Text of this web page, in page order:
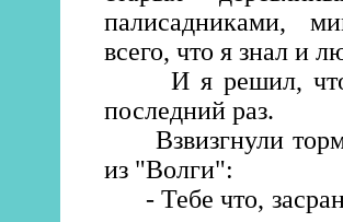
палисадниками,
всего, что я знал и
И я решил, что
последний раз.
Взвизгнули
из "Волги":
- Тебе что,